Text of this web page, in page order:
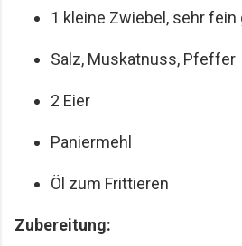
1 kleine Zwiebel, sehr fein
Salz, Muskatnuss, Pfeffer
2 Eier
Paniermehl
Öl zum Frittieren
Zubereitung: